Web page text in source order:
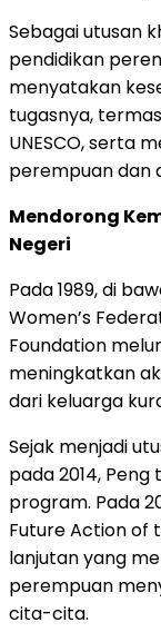
Sebagai utusan
pendidikan
menyatakan
tugasnya,
UNESCO, serta
perempuan dan
Mendorong
Negeri
Pada 1989, di
Women’s
Foundation
meningkatkan
dari keluarga
Sejak menjadi
pada 2014,
program. Pada
Future Action of
lanjutan yang
perempuan
cita-cita.